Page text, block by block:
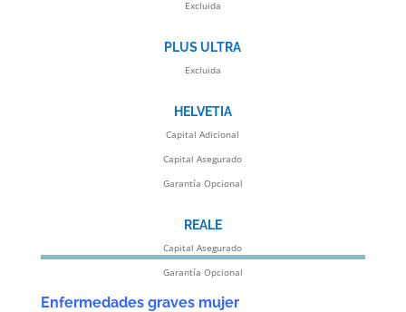
Excluida
PLUS ULTRA
Excluida
HELVETIA
Capital Adicional
Capital Asegurado
Garantía Opcional
REALE
Capital Asegurado
Garantía Opcional
Enfermedades graves mujer